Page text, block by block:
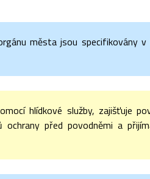
města jsou specifikovány v
hlídkové služby, zajišťuje
před povodněmi a